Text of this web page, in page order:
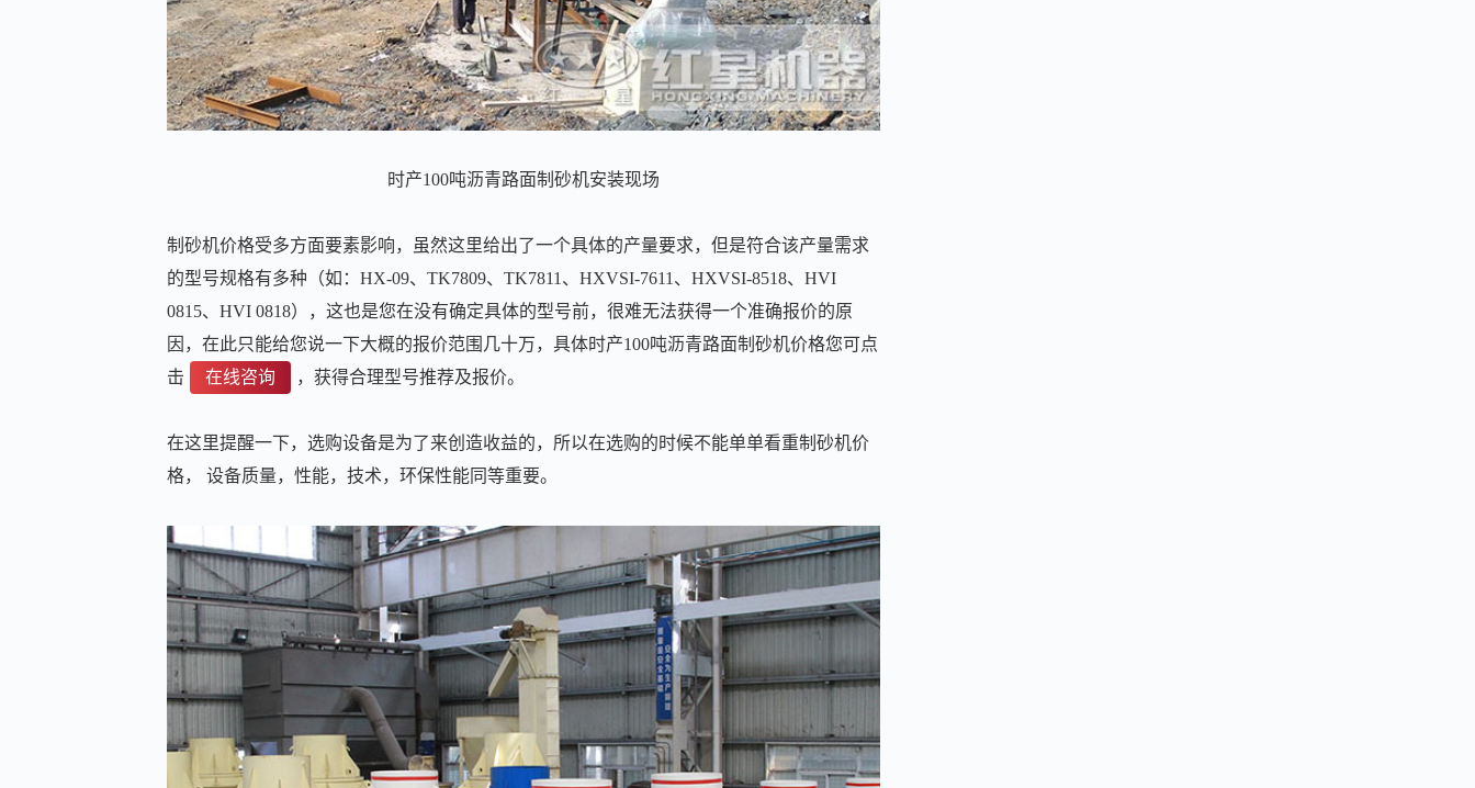
时产100吨沥青路面制砂机安装现场
制砂机价格受多方面要素影响，虽然这里给出了一个具体的产量要求，但是符合该产量需求
的型号规格有多种（如：HX-09、TK7809、TK7811、HXVSI-7611、HXVSI-8518、HVI
0815、HVI 0818），这也是您在没有确定具体的型号前，很难无法获得一个准确报价的原
因，在此只能给您说一下大概的报价范围几十万，具体时产100吨沥青路面制砂机价格您可点
击
在线咨询 ，获得合理型号推荐及报价。
在这里提醒一下，选购设备是为了来创造收益的，所以在选购的时候不能单单看重制砂机价
格， 设备质量，性能，技术，环保性能同等重要。